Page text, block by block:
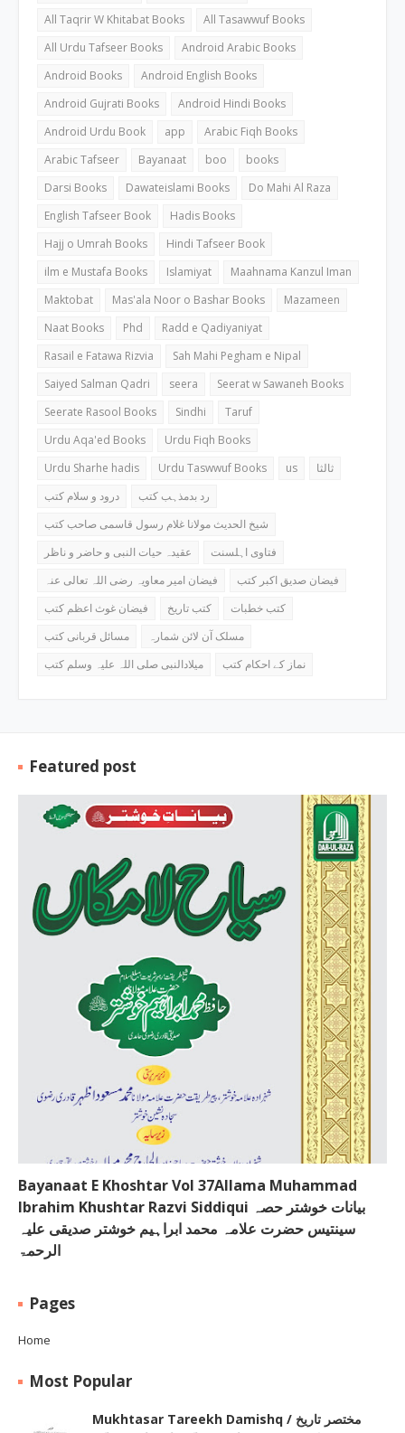
All Taqrir W Khitabat Books
All Tasawwuf Books
All Urdu Tafseer Books
Android Arabic Books
Android Books
Android English Books
Android Gujrati Books
Android Hindi Books
Android Urdu Book
app
Arabic Fiqh Books
Arabic Tafseer
Bayanaat boo
books
Darsi Books
Dawateislami Books
Do Mahi Al Raza
English Tafseer Book
Hadis Books
Hajj o Umrah Books
Hindi Tafseer Book
ilm e Mustafa Books
Islamiyat
Maahnama Kanzul Iman
Maktobat
Mas'ala Noor o Bashar Books
Mazameen
Naat Books
Phd
Radd e Qadiyaniyat
Rasail e Fatawa Rizvia
Sah Mahi Pegham e Nipal
Saiyed Salman Qadri
seera
Seerat w Sawaneh Books
Seerate Rasool Books
Sindhi
Taruf
Urdu Aqa'ed Books
Urdu Fiqh Books
Urdu Sharhe hadis
Urdu Taswwuf Books us
ثالثا
درود و سلام کتب
رد بدمذہب کتب
شیخ الحدیث مولانا غلام رسول قاسمی صاحب کتب
عقیدہ حیات النبی و حاضر و ناظر
فتاوی اہلسنت
فیضان امیر معاویہ رضی اللہ تعالی عنہ
فیضان صدیق اکبر کتب
فیضان غوث اعظم کتب
کتب تاریخ
کتب خطبات
مسائل قربانی کتب
مسلک آن لائن شمارہ
میلادالنبی صلی اللہ علیہ وسلم کتب
نماز کے احکام کتب
Featured post
Bayanaat E Khoshtar Vol 37Allama Muhammad
Ibrahim Khushtar Razvi Siddiqui بیانات خوشتر حصہ
سینتیس حضرت علامہ محمد ابراہیم خوشتر صدیقی علیہ
الرحمۃ
Pages
Home
Most Popular
Mukhtasar Tareekh Damishq ‎/ مختصر تاریخ